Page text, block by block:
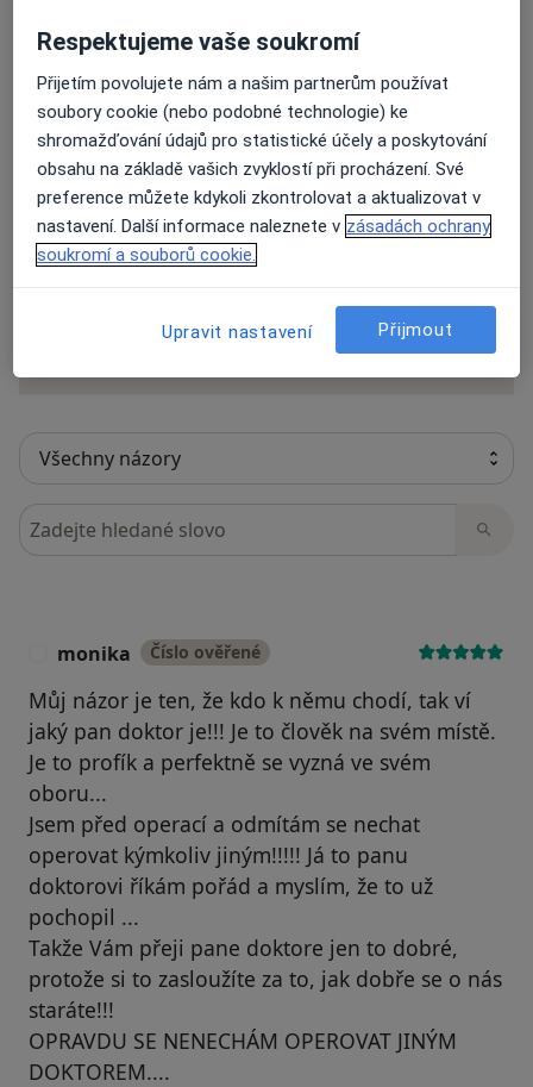
Přidejte svůj názor
97 názorů
Recenze pacientů jsou pro nás důležité.
odstranění nebo změnu recenze pacienta.
Další informace.
Další informace o názorech
Hledejte v názorech
monika Číslo ověřené
Můj názor je ten, že kdo k němu chodí, tak ví
jaký pan doktor je!!! Je to člověk na svém místě.
Je to profík a perfektně se vyzná ve svém
oboru...
Jsem před operací a odmítám se nechat
operovat kýmkoliv jiným!!!!! Já to panu
doktorovi říkám pořád a myslím, že to už
pochopil ...
Takže Vám přeji pane doktore jen to dobré,
protože si to zasloužíte za to, jak dobře se o nás
staráte!!!
OPRAVDU SE NENECHÁM OPEROVAT JINÝM
DOKTOREM....
Respektujeme vaše soukromí
Přijetím povolujete nám a našim partnerům používat
soubory cookie (nebo podobné technologie) ke
shromažďování údajů pro statistické účely a poskytování
obsahu na základě vašich zvyklostí při procházení. Své
preference můžete kdykoli zkontrolovat a aktualizovat v
nastavení. Další informace naleznete v zásadách ochrany
soukromí a souborů cookie.
Upravit nastavení Přijmout